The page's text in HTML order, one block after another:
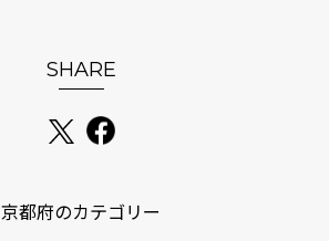
SHARE
京都府のカテゴリー